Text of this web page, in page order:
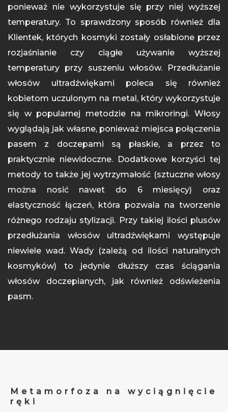
ponieważ nie wykorzystuje się przy niej wyższej
temperatury. To sprawdzony sposób również dla
Klientek, których kosmyki zostały osłabione przez
rozjaśnianie czy ciągłe używanie wyższej
temperatury przy suszeniu włosów. Przedłużanie
włosów ultradźwiękami poleca się również
kobietom uczulonym na metal, który wykorzystuje
się w popularnej metodzie na mikroringi. Włosy
wyglądają jak własne, ponieważ miejsca połączenia
pasem z doczepami są płaskie, a przez to
praktycznie niewidoczne. Dodatkowe korzyści tej
metody to także jej wytrzymałość (sztuczne włosy
można nosić nawet do 6 miesięcy) oraz
elastyczność łączeń, która pozwala na tworzenie
różnego rodzaju stylizacji. Przy takiej ilości plusów
przedłużania włosów ultradźwiękami występuje
niewiele wad. Wady (zależą od ilości naturalnych
kosmyków) to jedynie dłuższy czas ściągania
włosów doczepianych, jak również odświeżenia
pasm.
Metamorfoza na wyciągnięcie
ręki